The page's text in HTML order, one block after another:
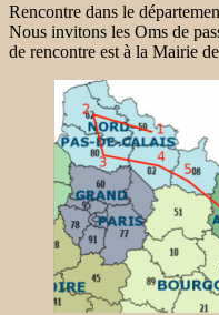
Rencontre dans le
Nous invitons les Oms de
de rencontre est à la Mairie